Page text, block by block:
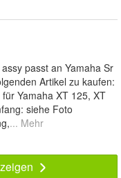
passt an Yamaha Sr
Artikel zu kaufen:
Yamaha XT 125, XT
siehe Foto
... Mehr